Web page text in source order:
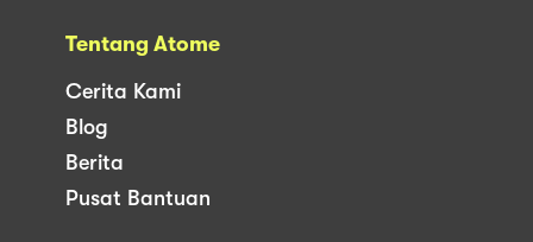
Tentang Atome
Cerita Kami
Blog
Berita
Pusat Bantuan